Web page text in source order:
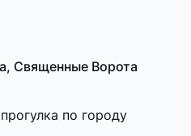
Священные Ворота
по городу